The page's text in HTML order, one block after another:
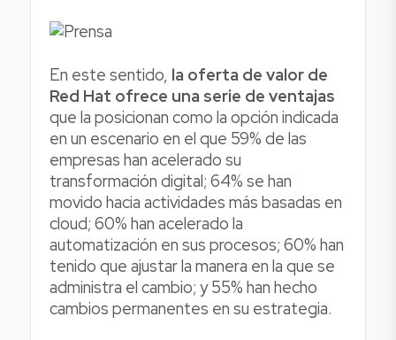
En este sentido, la oferta de valor de
Red Hat ofrece una serie de ventajas
que la posicionan como la opción indicada
en un escenario en el que 59% de las
empresas han acelerado su
transformación digital; 64% se han
movido hacia actividades más basadas en
cloud; 60% han acelerado la
automatización en sus procesos; 60% han
tenido que ajustar la manera en la que se
administra el cambio; y 55% han hecho
cambios permanentes en su estrategia.